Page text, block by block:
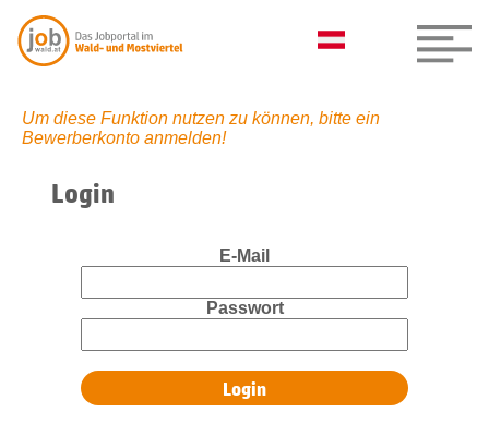
Um diese Funktion nutzen zu können, bitte ein
Bewerberkonto anmelden!
Login
E-Mail
Passwort